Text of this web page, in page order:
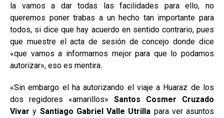
la vamos a dar todas las facilidades para ello, no
queremos poner trabas a un hecho tan importante para
todos, si dice que hay acuerdo en sentido contrario, pues
que muestre el acta de sesión de concejo donde dice
«que vamos a informarnos mejor para que lo podamos
autorizar», eso es mentira.
«Sin embargo el ha autorizando el viaje a Huaraz de los
dos regidores «amarillos» Santos Cosmer Cruzado
Vivar y Santiago Gabriel Valle Utrilla para ver asuntos